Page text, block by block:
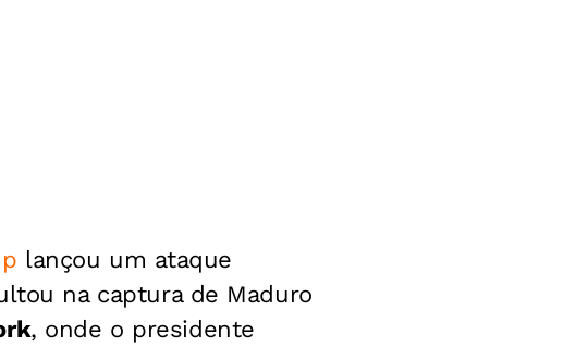
lançou um ataque
na captura de Maduro
, onde o presidente